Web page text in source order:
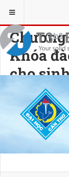
YOU ARE HERE:
Khóa
cho
học
- 2024
25 JANUARY 2024